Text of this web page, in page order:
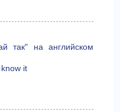
так" на английском
it